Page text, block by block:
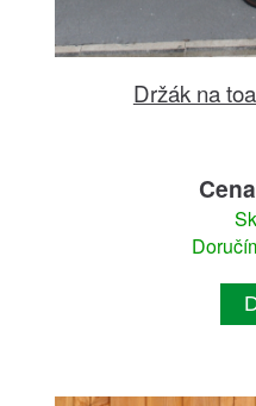
Držák na